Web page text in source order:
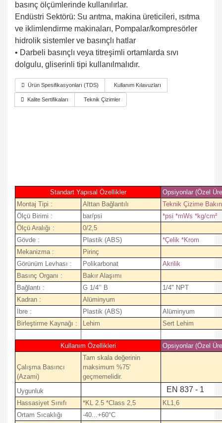
basınç ölçümlerinde kullanılırlar.
Endüstri Sektörü: Su arıtma, makina üreticileri, ısıtma
ve iklimlendirme makinaları, Pompalar/kompresörler
hidrolik sistemler ve basınçlı hatlar
• Darbeli basınçlı veya titreşimli ortamlarda sıvı
dolgulu, gliserinli tipi kullanılmalıdır.
Ürün Spesifikasyonları (TDS) Kullanım Kılavuzları
Kalite Sertifikaları Teknik Çizimler
Standart Yapısal Özellikler
Opsiyonlar (Özel
Montaj Tipi :
Alttan Bağlantılı
Teknik Çizime
Ölçü Birimi :
bar/psi
*psi *mWs *kg/cm²
Ölçü Aralığı :
0/2,5
Gövde :
Plastik (ABS)
*Çelik *Krom
Mekanizma :
Pirinç
Görünüm Levhası :
Polikarbonat
Akrilik
Basınç Organı :
Bakır Alaşımı
Bağlantı :
G 1/4’’ B
1/4" NPT
Kadran :
Alüminyum
İbre :
Plastik (ABS)
Alüminyum
Birleştirme Kaynağı :
Lehim Sert Lehim
Kullanım Özellikleri Opsiyonlar (Özel
Çalışma Basıncı
(Azami)
Tam skala değerinin
maksimum %75'
geçmemelidir.
Uygunluk
EN 837 - 1
Hassasiyet Sınıfı *KL 2.5 *Class 2,5
KL1,6
Ortam Sıcaklığı
-40...+60°C